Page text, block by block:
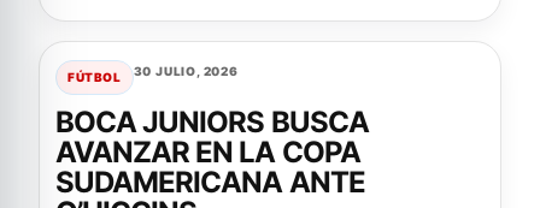
FÚTBOL 30 JULIO, 2026
BOCA JUNIORS BUSCA
AVANZAR EN LA COPA
SUDAMERICANA ANTE